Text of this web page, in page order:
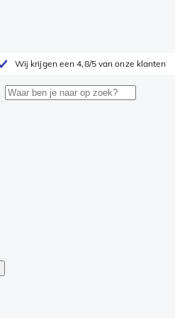
Wij krijgen een 4,8/5 van onze klanten